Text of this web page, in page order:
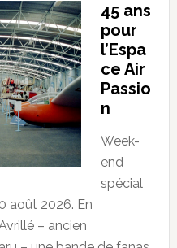
45 ans
pour
l’Espa
ce Air
Passio
n
Week-
end
spécial
août 2026. En
– ancien